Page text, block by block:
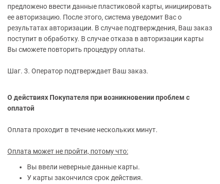
предложено ввести данные пластиковой карты, инициировать
ее авторизацию. После этого, система уведомит Вас о
результатах авторизации. В случае подтверждения, Ваш заказ
поступит в обработку. В случае отказа в авторизации карты
Вы сможете повторить процедуру оплаты.
Шаг. 3. Оператор подтверждает Ваш заказ.
О действиях Покупателя при возникновении проблем с
оплатой
Оплата проходит в течение нескольких минут.
Оплата может не пройти, потому что:
Вы ввели неверные данные карты.
У карты закончился срок действия.